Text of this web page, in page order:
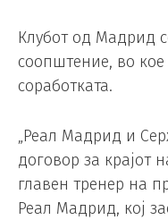
Клубот од Мадрид
соопштение, во кое
соработката.
„Реал Мадрид и
договор за крајот
главен тренер на
Реал Мадрид, кој